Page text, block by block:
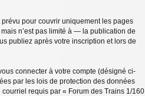
pour couvrir uniquement les pages
n’est pas limité à — la publication de
publiez après votre inscription et lors de
connecter à votre compte (désigné ci-
par les lois de protection des données
requis par « Forum des Trains 1/160